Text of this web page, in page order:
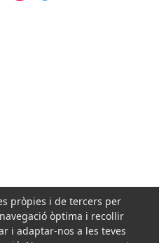
pròpies i de tercers per
òptima i recollir
i adaptar-nos a les teves